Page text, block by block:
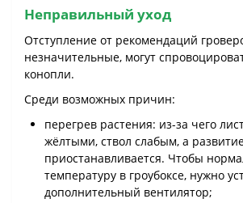
Неправильный уход
Отступление от рекомендаций
незначительные, могут
конопли.
Среди возможных причин:
перегрев растения: из-за чего
жёлтыми, ствол слабым, а
приостанавливается. Чтобы
температуру в гроубоксе, нужно
дополнительный вентилятор;